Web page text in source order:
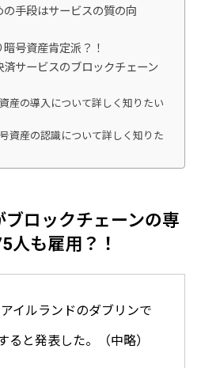
手段はサービスの質の向
号資産肯定派？！
サービスのブロックチェーン
産の導入について詳しく知りたい
資産の認識について詳しく知りた
ロックチェーンの専
人も雇用？！
イルランドのダブリンで
ると発表した。（中略）